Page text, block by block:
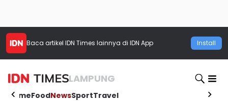
Baca artikel IDN Times lainnya di IDN App Install
LAMPUNG
HomeFoodNewsSportTravel